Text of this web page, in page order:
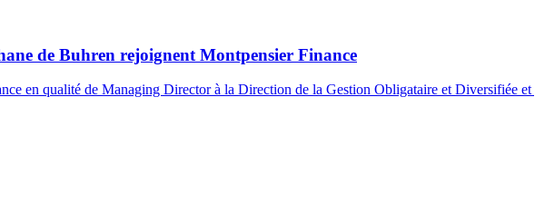
de Buhren rejoignent Montpensier Finance
en qualité de Managing Director à la Direction de la Gestion Obligataire et Diversifiée